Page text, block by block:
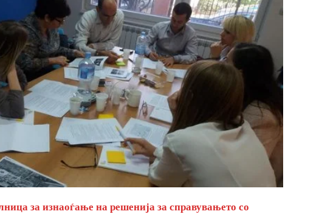
за изнаоѓање на решенија за справувањето со